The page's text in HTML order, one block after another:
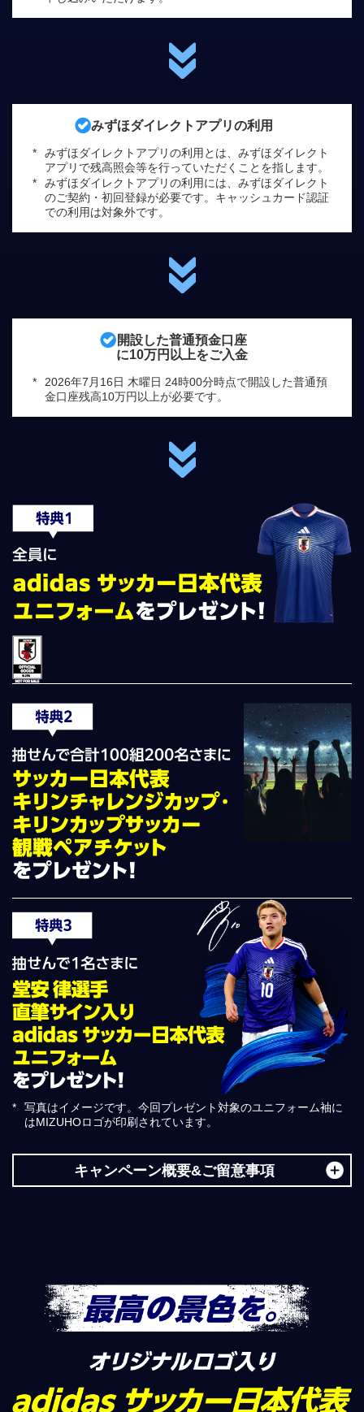
みずほダイレクトアプリの利用
*
みずほダイレクトアプリの利用とは、みずほダイレクト
アプリで残高照会等を行っていただくことを指します。
*
みずほダイレクトアプリの利用には、みずほダイレクト
のご契約・初回登録が必要です。キャッシュカード認証
での利用は対象外です。
開設した普通預金口座
に10万円以上をご入金
*
2026年7月16日 木曜日 24時00分時点で開設した普通預
金口座残高10万円以上が必要です。
*
写真はイメージです。今回プレゼント対象のユニフォーム袖に
はMIZUHOロゴが印刷されています。
キャンペーン概要&ご留意事項